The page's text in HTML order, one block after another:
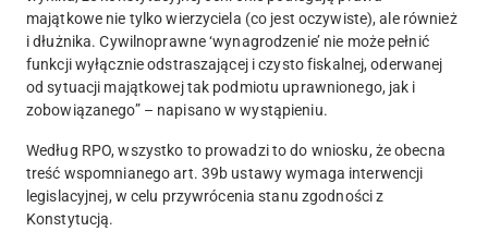
majątkowe nie tylko wierzyciela (co jest oczywiste), ale również
i dłużnika. Cywilnoprawne ‘wynagrodzenie’ nie może pełnić
funkcji wyłącznie odstraszającej i czysto fiskalnej, oderwanej
od sytuacji majątkowej tak podmiotu uprawnionego, jak i
zobowiązanego” – napisano w wystąpieniu.
Według RPO, wszystko to prowadzi to do wniosku, że obecna
treść wspomnianego art. 39b ustawy wymaga interwencji
legislacyjnej, w celu przywrócenia stanu zgodności z
Konstytucją.